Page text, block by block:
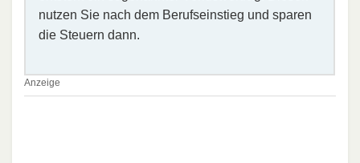
nutzen Sie nach dem Berufseinstieg und sparen
die Steuern dann.
Anzeige